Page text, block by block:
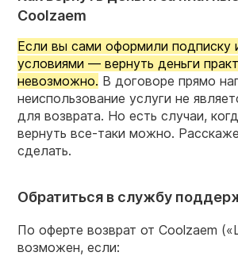
Coolzaem
Если вы сами оформили подписку
условиями — вернуть деньги
невозможно. В договоре прямо
неиспользование услуги не
для возврата. Но есть случаи,
вернуть все-таки можно.
сделать.
Обратиться в службу
По оферте возврат от Coolzaem
возможен, если: